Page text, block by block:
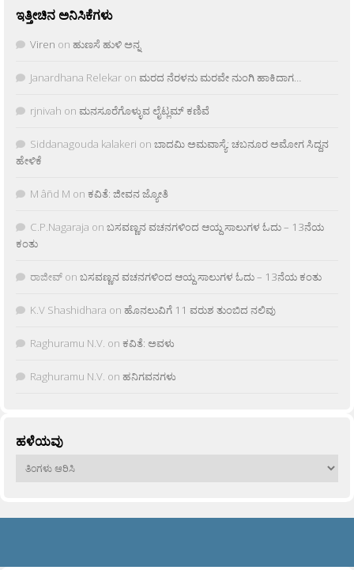
ಇತ್ತೀಚಿನ ಅನಿಸಿಕೆಗಳು
Viren on ಹುಣಸೆ ಹುಳಿ ಅನ್ನ
Janardhana Relekar on ಮರದ ನೆರಳನು ಮರವೇ ನುಂಗಿ ಹಾಕಿದಾಗ…
rjnivah on ಮನಸೂರೆಗೊಳ್ಳುವ ಲೈಟ್ಲಮ್ ಕಣಿವೆ
Siddanagouda kalakeri on ಬಾದಮಿ ಅಮವಾಸ್ಯೆ: ಚಬನೂರ ಅಮೋಗ ಸಿದ್ದನ
ಹೇಳಿಕೆ
M âñd M on ಕವಿತೆ: ಜೀವನ ಜ್ಯೋತಿ
C.P.Nagaraja on ಬಸವಣ್ಣನ ವಚನಗಳಿಂದ ಆಯ್ದ ಸಾಲುಗಳ ಓದು – 13ನೆಯ
ಕಂತು
ರಾಜೀವ್ on ಬಸವಣ್ಣನ ವಚನಗಳಿಂದ ಆಯ್ದ ಸಾಲುಗಳ ಓದು – 13ನೆಯ ಕಂತು
K.V Shashidhara on ಹೊನಲುವಿಗೆ 11 ವರುಶ ತುಂಬಿದ ನಲಿವು
Raghuramu N.V. on ಕವಿತೆ: ಅವಳು
Raghuramu N.V. on ಹನಿಗವನಗಳು
ಹಳೆಯವು
ಹಳೆಯವು